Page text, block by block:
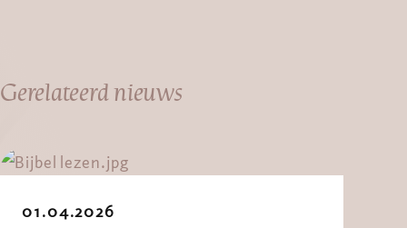
Gerelateerd nieuws
01.04.2026